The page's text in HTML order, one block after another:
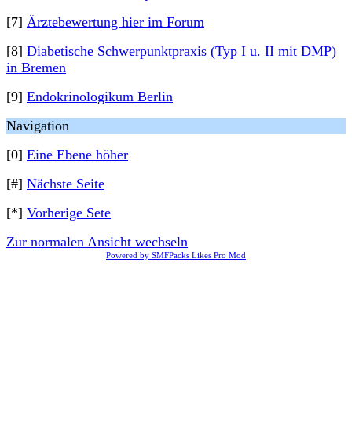
[7] Ärztebewertung hier im Forum
[8] Diabetische Schwerpunktpraxis (Typ I u. II mit DMP)
in Bremen
[9] Endokrinologikum Berlin
Navigation
[0] Eine Ebene höher
[#] Nächste Seite
[*] Vorherige Sete
Zur normalen Ansicht wechseln
Powered by SMFPacks Likes Pro Mod